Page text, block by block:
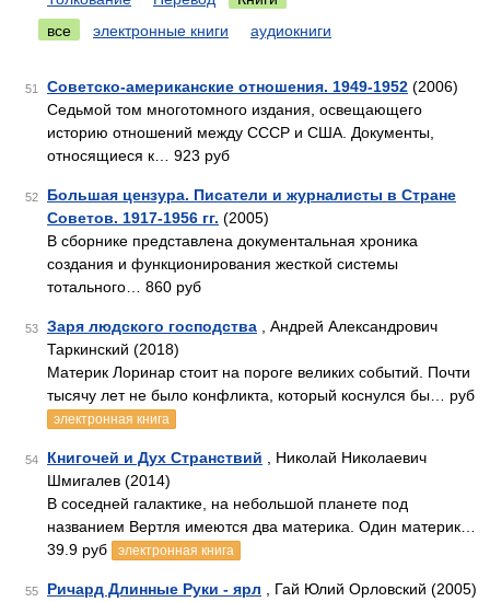
все
электронные книги аудиокниги
51 Советско-американские отношения. 1949-1952 (2006)
Седьмой том многотомного издания, освещающего
историю отношений между СССР и США. Документы,
относящиеся к… 923 руб
52
Большая цензура. Писатели и журналисты в Стране
Советов. 1917-1956 гг. (2005)
В сборнике представлена документальная хроника
создания и функционирования жесткой системы
тотального… 860 руб
53 Заря людского господства , Андрей Александрович
Таркинский (2018)
Материк Лоринар стоит на пороге великих событий. Почти
тысячу лет не было конфликта, который коснулся бы… руб
электронная книга
54 Книгочей и Дух Странствий , Николай Николаевич
Шмигалев (2014)
В соседней галактике, на небольшой планете под
названием Вертля имеются два материка. Один материк…
39.9 руб
электронная книга
55 Ричард Длинные Руки - ярл , Гай Юлий Орловский (2005)